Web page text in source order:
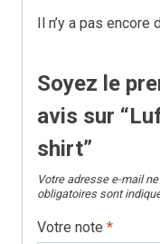
Il n’y a pas encore
Soyez le
avis sur
shirt”
Votre adresse e-mail
obligatoires sont
Votre note *